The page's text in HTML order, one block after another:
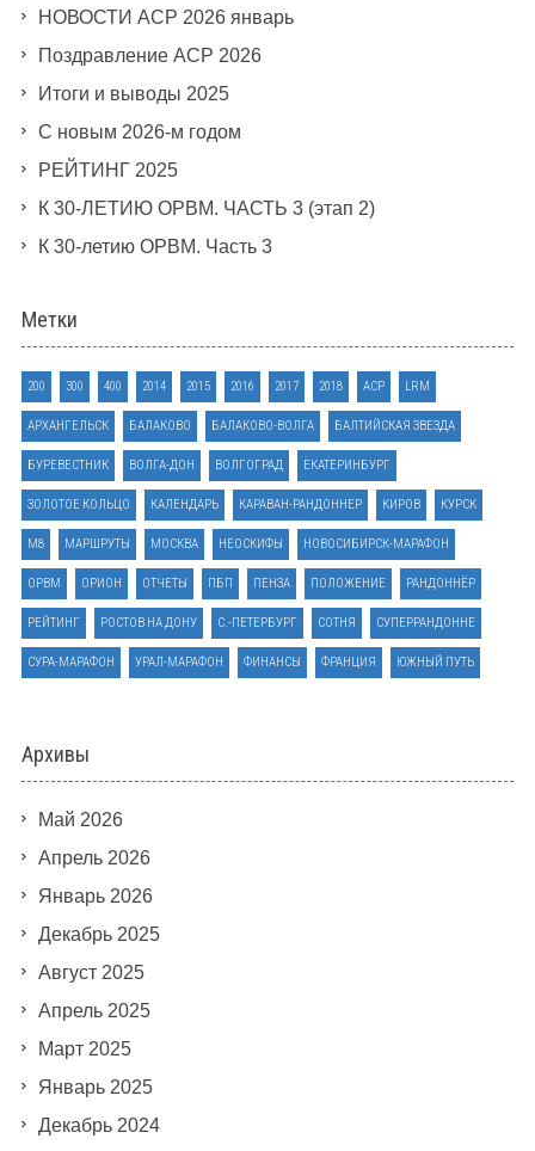
НОВОСТИ АСР 2026 январь
Поздравление АСР 2026
Итоги и выводы 2025
С новым 2026-м годом
РЕЙТИНГ 2025
К 30-ЛЕТИЮ ОРВМ. ЧАСТЬ 3 (этап 2)
К 30-летию ОРВМ. Часть 3
Метки
200 300 400 2014 2015 2016 2017 2018 ACP LRM
АРХАНГЕЛЬСК БАЛАКОВО БАЛАКОВО-ВОЛГА БАЛТИЙСКАЯ ЗВЕЗДА
БУРЕВЕСТНИК ВОЛГА-ДОН ВОЛГОГРАД ЕКАТЕРИНБУРГ
ЗОЛОТОЕ КОЛЬЦО КАЛЕНДАРЬ КАРАВАН-РАНДОННЕР КИРОВ КУРСК
М8 МАРШРУТЫ МОСКВА НЕОСКИФЫ НОВОСИБИРСК-МАРАФОН
ОРВМ ОРИОН ОТЧЕТЫ ПБП ПЕНЗА ПОЛОЖЕНИЕ РАНДОННЁР
РЕЙТИНГ РОСТОВ НА ДОНУ С.-ПЕТЕРБУРГ СОТНЯ СУПЕРРАНДОННЕ
СУРА-МАРАФОН УРАЛ-МАРАФОН ФИНАНСЫ ФРАНЦИЯ ЮЖНЫЙ ПУТЬ
Архивы
Май 2026
Апрель 2026
Январь 2026
Декабрь 2025
Август 2025
Апрель 2025
Март 2025
Январь 2025
Декабрь 2024